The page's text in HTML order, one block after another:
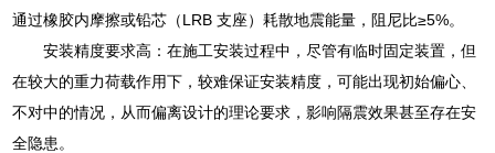
通过橡胶内摩擦或铅芯（LRB 支座）耗散地震能量，阻尼比≥5%。
安装精度要求高：在施工安装过程中，尽管有临时固定装置，但
在较大的重力荷载作用下，较难保证安装精度，可能出现初始偏心、
不对中的情况，从而偏离设计的理论要求，影响隔震效果甚至存在安
全隐患。